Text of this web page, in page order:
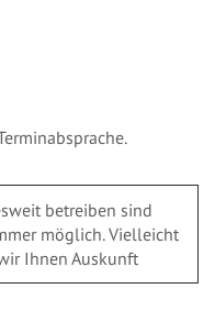
betreiben sind
möglich. Vielleicht
Ihnen Auskunft